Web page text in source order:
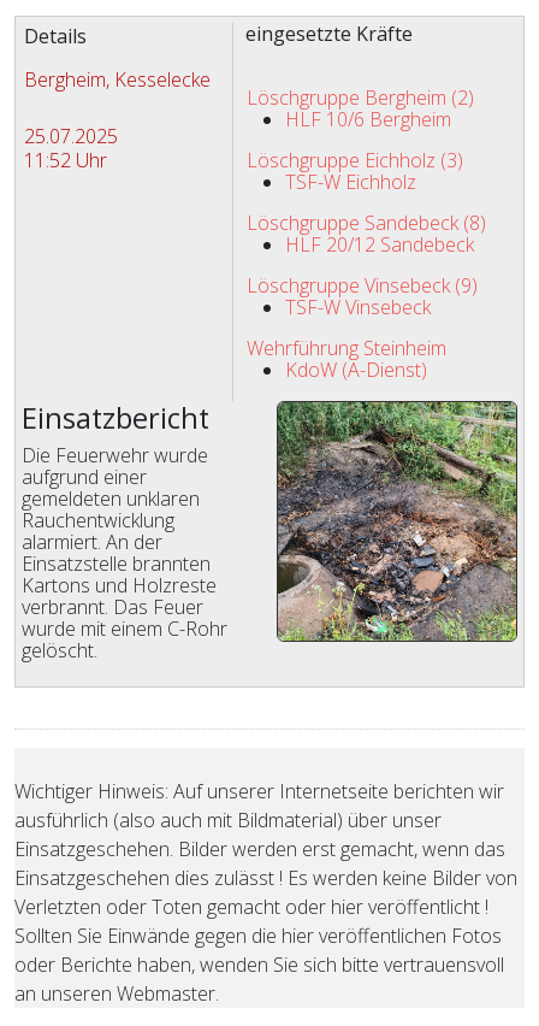
Details
Bergheim, Kesselecke
25.07.2025
11:52 Uhr
eingesetzte Kräfte
Löschgruppe Bergheim (2)
HLF 10/6 Bergheim
Löschgruppe Eichholz (3)
TSF-W Eichholz
Löschgruppe Sandebeck (8)
HLF 20/12 Sandebeck
Löschgruppe Vinsebeck (9)
TSF-W Vinsebeck
Wehrführung Steinheim
KdoW (A-Dienst)
Einsatzbericht
Die Feuerwehr wurde
aufgrund einer
gemeldeten unklaren
Rauchentwicklung
alarmiert. An der
Einsatzstelle brannten
Kartons und Holzreste
verbrannt. Das Feuer
wurde mit einem C-Rohr
gelöscht.
Wichtiger Hinweis: Auf unserer Internetseite berichten wir
ausführlich (also auch mit Bildmaterial) über unser
Einsatzgeschehen. Bilder werden erst gemacht, wenn das
Einsatzgeschehen dies zulässt ! Es werden keine Bilder von
Verletzten oder Toten gemacht oder hier veröffentlicht !
Sollten Sie Einwände gegen die hier veröffentlichen Fotos
oder Berichte haben, wenden Sie sich bitte vertrauensvoll
an unseren Webmaster.